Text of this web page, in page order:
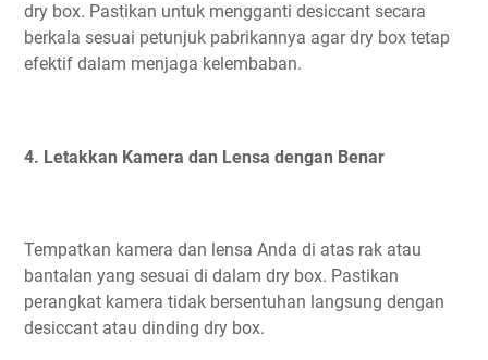
dry box. Pastikan untuk mengganti desiccant secara
berkala sesuai petunjuk pabrikannya agar dry box tetap
efektif dalam menjaga kelembaban.
4. Letakkan Kamera dan Lensa dengan Benar
Tempatkan kamera dan lensa Anda di atas rak atau
bantalan yang sesuai di dalam dry box. Pastikan
perangkat kamera tidak bersentuhan langsung dengan
desiccant atau dinding dry box.